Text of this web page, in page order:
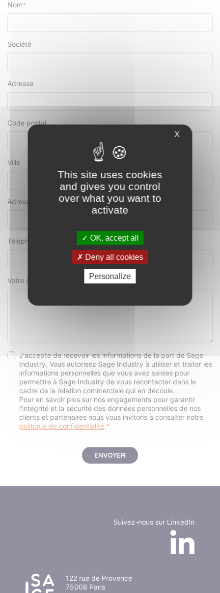
Nom*
Société
Adresse
Code postal
Ville
Adresse e-mail
Téléphone
Votre message
J'accepte de recevoir les informations de la part de Sage
Industry. Vous autorisez Sage Industry à utiliser et traiter les
informations personnelles que vous avez saisies pour
permettre à Sage Industry de vous recontacter dans le
cadre de la relation commerciale qui en découle.
Pour en savoir plus sur nos engagements pour garantir
l'intégrité et la sécurité des données personnelles de nos
clients et partenaires nous vous invitons à consulter notre
politique de confidentialité.*
122 rue de Provence
75008 Paris
Suivez-nous sur LinkedIn
X
This site uses cookies
and gives you control
over what you want to
activate
OK, accept all
Deny all cookies
Personalize